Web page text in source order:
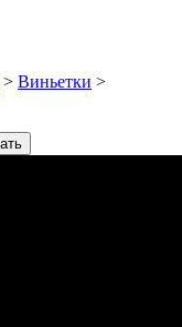
> Виньетки >